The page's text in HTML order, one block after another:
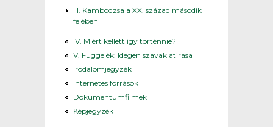
III. Kambodzsa a XX. század második
felében
IV. Miért kellett így történnie?
V. Függelék: Idegen szavak átírása
Irodalomjegyzék
Internetes források
Dokumentumfilmek
Képjegyzék